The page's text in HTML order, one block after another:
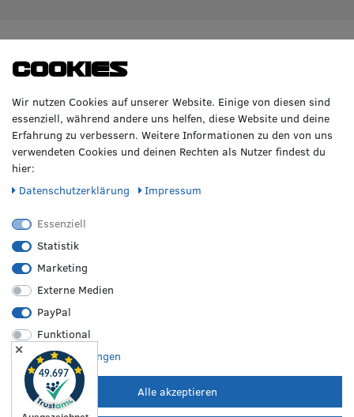
GERNE!
Heinrich-Hasemeier-Straße 36
49076 Osnabrück
Telefon: 0541 / 800 085 06
WhatsApp: 0541 / 800 085 06
Fax: 0541 / 40 99 084
BMW
Mercedes Benz
AMG
Audi
Sonstige Marken
REIFEN &
Sommerreifen
Winterreifen
Allwetterreifen
Originale Räder
Bestpreisgarantie
Leistungen vor Ort
Versand
Zahlungsarten
Cookies
Wir nutzen Cookies auf unserer Website. Einige von diesen sind
essenziell, während andere uns helfen, diese Website und deine
Erfahrung zu verbessern. Weitere Informationen zu den von uns
verwendeten Cookies und deinen Rechten als Nutzer findest du
hier:
Daten­schutz­erklärung
Impressum
Essenziell
Statistik
Marketing
Externe Medien
PayPal
Funktional
Weitere Einstellungen
Alle akzeptieren
✕